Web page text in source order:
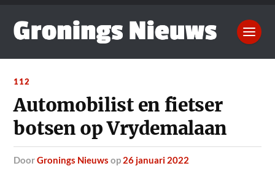
112
Automobilist en fietser
botsen op Vrydemalaan
doorGronings Nieuws op 26 januari 2022